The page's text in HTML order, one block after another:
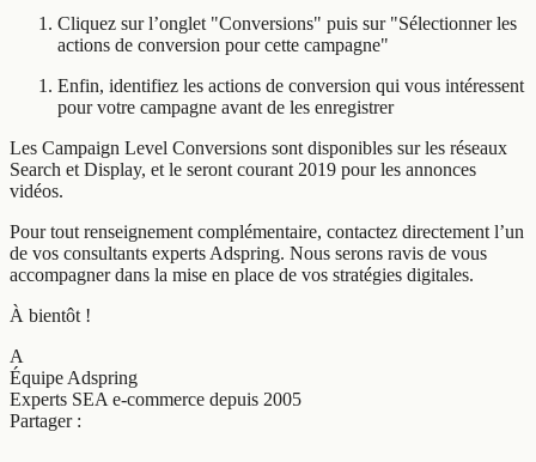
Cliquez sur l’onglet "Conversions" puis sur "Sélectionner les
actions de conversion pour cette campagne"
Enfin, identifiez les actions de conversion qui vous intéressent
pour votre campagne avant de les enregistrer
Les Campaign Level Conversions sont disponibles sur les réseaux
Search et Display, et le seront courant 2019 pour les annonces
vidéos.
Pour tout renseignement complémentaire, contactez directement l’un
de vos consultants experts Adspring. Nous serons ravis de vous
accompagner dans la mise en place de vos stratégies digitales.
À bientôt !
A
Équipe Adspring
Experts SEA e-commerce depuis 2005
Partager :